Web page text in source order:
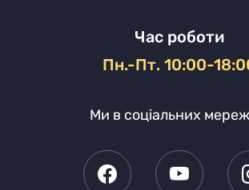
Час роботи
Пн.-Пт. 10:00-
Ми в соціальних